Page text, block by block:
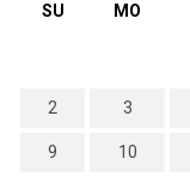
SU MO
2 3
9 10